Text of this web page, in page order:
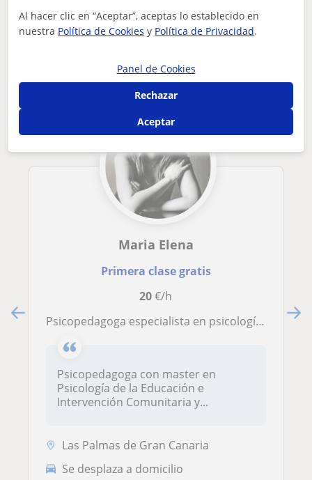
Otros profesores de Psicologia en Las
Palmas de Gran Canaria que pueden
Maria Elena
Primera clase gratis
20€/h
Psicopedagoga especialista en psicología de la educación, orientación educativa y musicoterapia
Psicopedagoga con master en
Psicología de la Educación e
Intervención Comunitaria y...
Las Palmas de Gran Canaria
Se desplaza a domicilio
Al hacer clic en “Aceptar”, aceptas lo establecido en
nuestra Política de Cookies y Política de Privacidad.
Panel de Cookies
Rechazar
Aceptar